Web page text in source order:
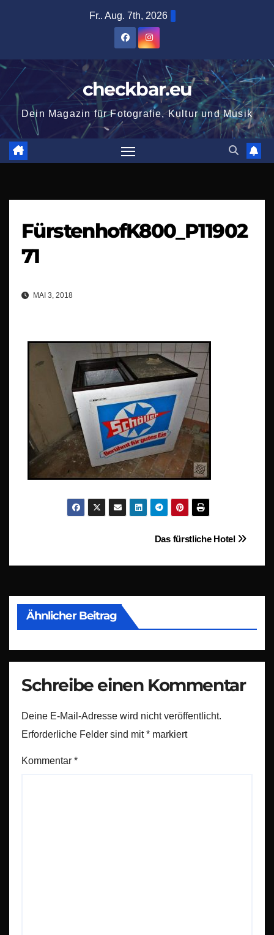
Fr.. Aug. 7th, 2026
checkbar.eu
Dein Magazin für Fotografie, Kultur und Musik
FürstenhofK800_P11902
71
MAI 3, 2018
Beitragsnavigation
Das fürstliche Hotel
Ähnlicher Beitrag
Schreibe einen Kommentar
Deine E-Mail-Adresse wird nicht veröffentlicht.
Erforderliche Felder sind mit* markiert
Kommentar *